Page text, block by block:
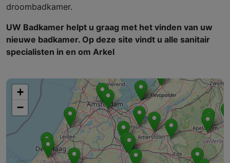
droombadkamer.
UW Badkamer helpt u graag met het vinden van uw
nieuwe badkamer. Op deze site vindt u alle sanitair
specialisten in en om Arkel
+
−